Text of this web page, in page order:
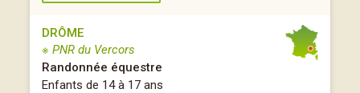
DRÔME
※ PNR du Vercors
Randonnée équestre
Enfants de 14 à 17 ans